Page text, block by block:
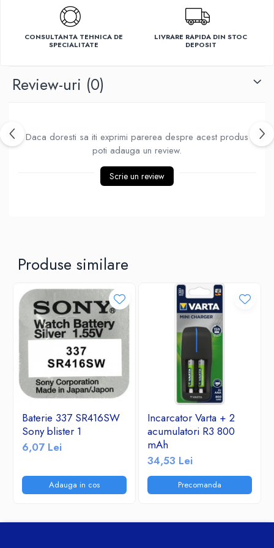
CONSULTANTA TEHNICA DE
SPECIALITATE
LIVRARE RAPIDA DIN STOC
DEPOSIT
Review-uri (0)
Daca doresti sa iti exprimi parerea despre acest produs
poti adauga un review.
Scrie un review
Produse similare
Baterie 337 SR416SW
Sony blister 1
6,07 Lei
Adauga in cos
Incarcator Varta + 2
acumulatori R3 800
mAh
34,53 Lei
Precomanda